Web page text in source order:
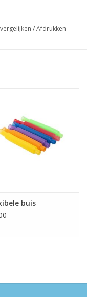
/Afdrukken
buis